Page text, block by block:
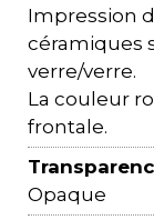
Impression
céramiques
verre/verre.
La couleur
frontale.
Opaque